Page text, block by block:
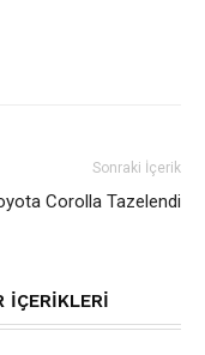
Sonraki İçerik
Corolla Tazelendi
İÇERIKLERI